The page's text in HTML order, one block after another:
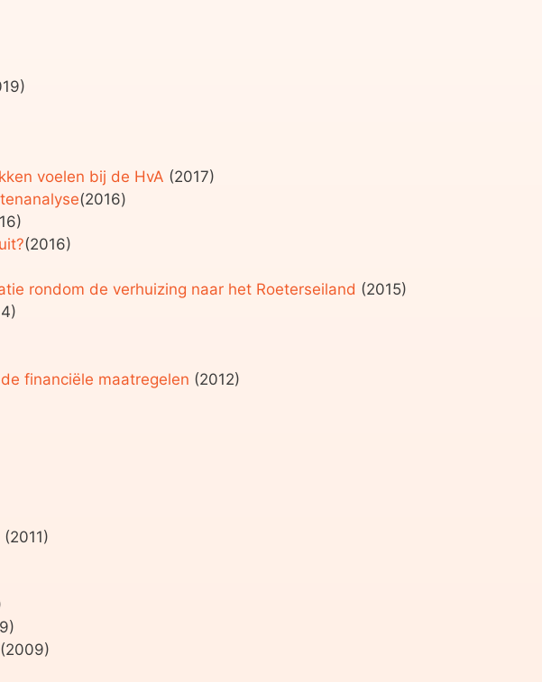
voelen bij de HvA (2017)
(2016)
(2016)
rondom de verhuizing naar het Roeterseiland (2015)
financiële maatregelen (2012)
(2011)
(2009)